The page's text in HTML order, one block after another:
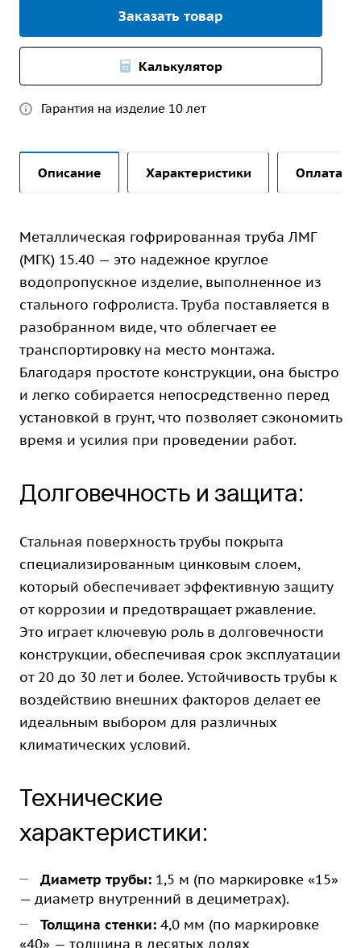
Заказать товар
Калькулятор
Гарантия на изделие 10 лет
Описание Характеристики Оплата и
Металлическая гофрированная труба ЛМГ
(МГК) 15.40 — это надежное круглое
водопропускное изделие, выполненное из
стального гофролиста. Труба поставляется в
разобранном виде, что облегчает ее
транспортировку на место монтажа.
Благодаря простоте конструкции, она быстро
и легко собирается непосредственно перед
установкой в грунт, что позволяет сэкономить
время и усилия при проведении работ.
Долговечность и защита:
Стальная поверхность трубы покрыта
специализированным цинковым слоем,
который обеспечивает эффективную защиту
от коррозии и предотвращает ржавление.
Это играет ключевую роль в долговечности
конструкции, обеспечивая срок эксплуатации
от 20 до 30 лет и более. Устойчивость трубы к
воздействию внешних факторов делает ее
идеальным выбором для различных
климатических условий.
Технические
характеристики:
Диаметр трубы: 1,5 м (по маркировке «15»
— диаметр внутренний в дециметрах).
Толщина стенки: 4,0 мм (по маркировке
«40» — толщина в десятых долях